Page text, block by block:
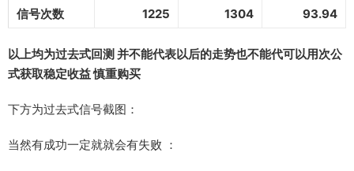
信号次数 1225 1304 93.94
以上均为过去式回测 并不能代表以后的走势也不能代可以用次公
式获取稳定收益 慎重购买
下方为过去式信号截图：
当然有成功一定就就会有失败 ：